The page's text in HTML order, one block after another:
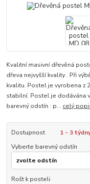
Kvalitní masivní dřevěná
dřeva nejvyšší kvality . Při
kvalitu. Postel je vyrobena z
stabilní. Postel je dodávána
barevný odstín : p... celý
Dostupnost
1 - 3
Vyberte barevný odstín
Rošt k posteli